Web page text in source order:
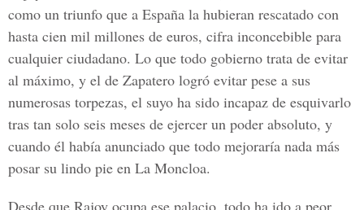
como un triunfo que a España la hubieran rescatado con
hasta cien mil millones de euros, cifra inconcebible para
cualquier ciudadano. Lo que todo gobierno trata de evitar
al máximo, y el de Zapatero logró evitar pese a sus
numerosas torpezas, el suyo ha sido incapaz de esquivarlo
tras tan solo seis meses de ejercer un poder absoluto, y
cuando él había anunciado que todo mejoraría nada más
posar su lindo pie en La Moncloa.
Desde que Rajoy ocupa ese palacio, todo ha ido a peor